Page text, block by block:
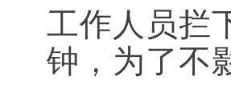
工作人员拦
钟，为了不